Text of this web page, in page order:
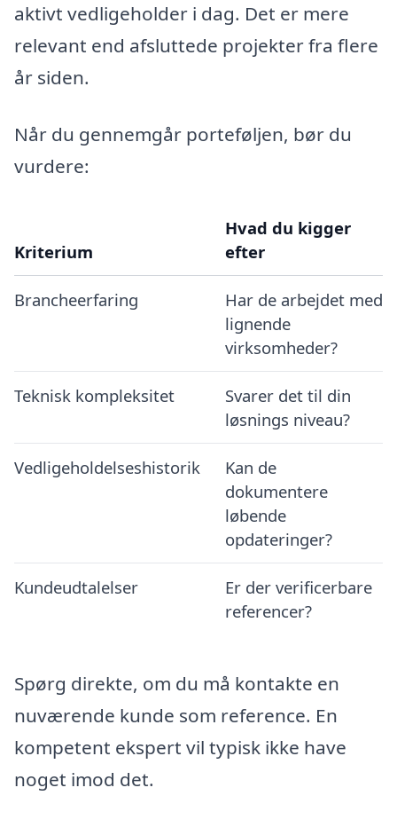
aktivt vedligeholder i dag. Det er mere
relevant end afsluttede projekter fra flere
år siden.
Når du gennemgår porteføljen, bør du
vurdere:
Kriterium
Hvad du kigger
efter
Brancheerfaring
Har de arbejdet med
lignende
virksomheder?
Teknisk kompleksitet
Svarer det til din
løsnings niveau?
Vedligeholdelseshistorik
Kan de
dokumentere
løbende
opdateringer?
Kundeudtalelser
Er der verificerbare
referencer?
Spørg direkte, om du må kontakte en
nuværende kunde som reference. En
kompetent ekspert vil typisk ikke have
noget imod det.